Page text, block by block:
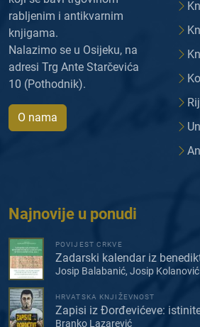
rabljenim i antikvarnim
knjigama.
Nalazimo se u Osijeku, na
adresi Trg Ante Starčevića
10 (Pothodnik).
O nama
Najnovije u ponudi
POVIJEST CRKVE
Zadarski kalendar iz
Josip Balabanić, Josip Kolanović
HRVATSKA KNJIŽEVNOST
Zapisi iz Đorđevićeve:
Branko Lazarević